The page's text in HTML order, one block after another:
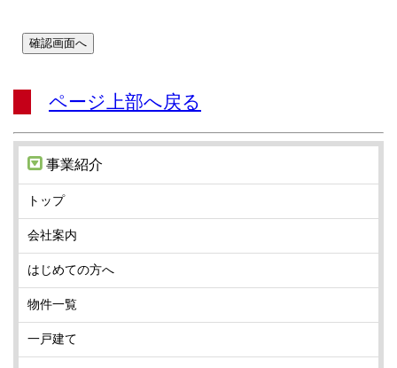
ページ上部へ戻る
事業紹介
トップ
会社案内
はじめての方へ
物件一覧
一戸建て